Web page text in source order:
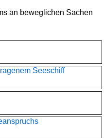
an beweglichen Sachen
Seeschiff